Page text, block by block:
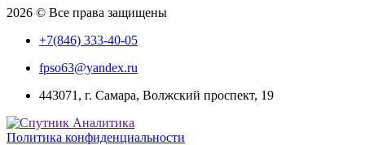
2026 © Все права защищены
+7(846) 333-40-05
fpso63@yandex.ru
443071, г. Самара, Волжский проспект, 19
Политика конфиденциальности